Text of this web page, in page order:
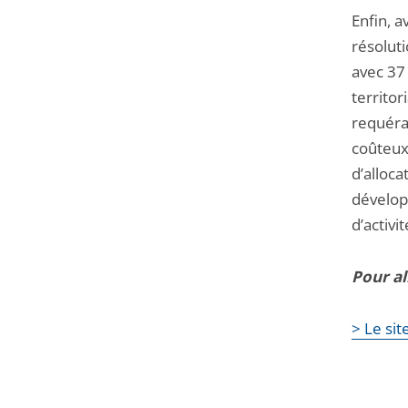
Enfin,
avec
Pour
> Le